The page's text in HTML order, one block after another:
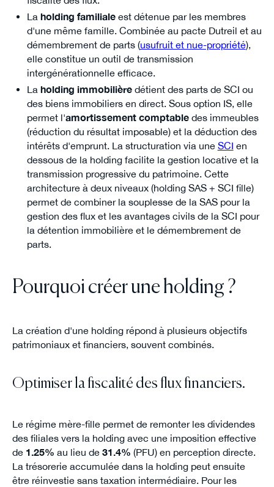
La holding familialeest détenue par les membres
d'une même famille. Combinée au pacte Dutreil et au
démembrement de parts (usufruit et nue-propriété),
elle constitue un outil de transmission
intergénérationnelle efficace.
La holding immobilièredétient des parts de SCI ou
des biens immobiliers en direct. Sous option IS, elle
permet l'amortissement comptabledes immeubles
(réduction du résultat imposable) et la déduction des
intérêts d'emprunt. La structuration via une SCI en
dessous de la holding facilite la gestion locative et la
transmission progressive du patrimoine. Cette
architecture à deux niveaux (holding SAS + SCI fille)
permet de combiner la souplesse de la SAS pour la
gestion des flux et les avantages civils de la SCI pour
la détention immobilière et le démembrement de
parts.
Pourquoi créer une holding ?
La création d'une holding répond à plusieurs objectifs
patrimoniaux et financiers, souvent combinés.
Optimiser la fiscalité des flux financiers.
Le régime mère-fille permet de remonter les dividendes
des filiales vers la holding avec une imposition effective
de 1.25% au lieu de 31.4% (PFU) en perception directe.
La trésorerie accumulée dans la holding peut ensuite
être réinvestie sans taxation intermédiaire. Pour les